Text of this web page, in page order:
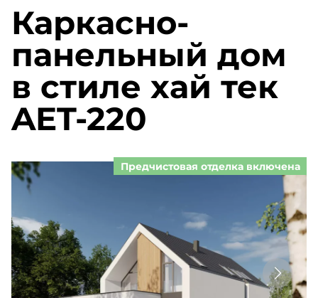
Каркасно-
панельный дом
в стиле хай тек
AET-220
Предчистовая отделка включена